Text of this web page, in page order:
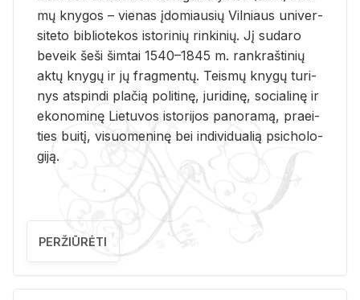
mų kny­gos – vie­nas įdo­miau­sių Vil­niaus uni­ver­
si­te­to bi­b­lio­te­kos is­to­ri­nių rin­ki­nių. Jį su­da­ro
be­veik šeši šim­tai 1540–1845 m. rank­raš­ti­nių
aktų kny­gų ir jų frag­men­tų. Teis­mų kny­gų tu­ri­
nys at­spin­di pla­čią po­li­ti­nę, ju­ri­di­nę, so­cia­li­nę ir
eko­no­mi­nę Lie­tu­vos is­to­ri­jos pa­no­ra­mą, pra­ei­
ties bui­tį, vi­suo­me­ni­nę bei in­di­vi­dua­lią psi­cho­lo­
gi­ją.
PERŽIŪRĖTI